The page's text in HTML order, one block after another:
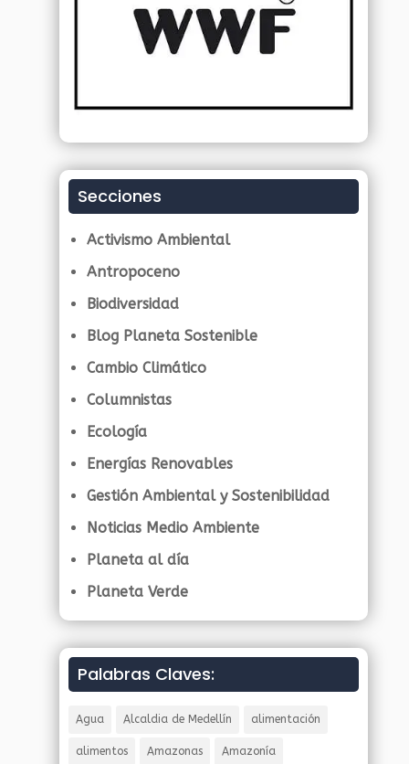
Secciones
Activismo Ambiental
Antropoceno
Biodiversidad
Blog Planeta Sostenible
Cambio Climático
Columnistas
Ecología
Energías Renovables
Gestión Ambiental y Sostenibilidad
Noticias Medio Ambiente
Planeta al día
Planeta Verde
Palabras Claves:
Agua Alcaldia de Medellín alimentación
alimentos Amazonas Amazonía